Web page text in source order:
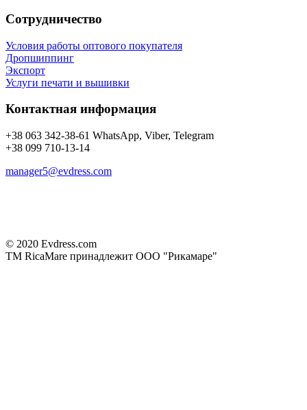
Сотрудничество
Условия работы оптового покупателя
Дропшиппинг
Экспорт
Услуги печати и вышивки
Контактная информация
+38 063 342-38-61 WhatsApp, Viber, Telegram
+38 099 710-13-14
manager5@evdress.com
© 2020 Evdress.com
ТМ RicaMare принадлежит ООО "Рикамаре"